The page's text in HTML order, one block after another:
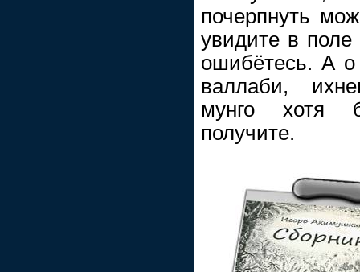
почерпнуть
увидите в поле
ошибётесь. А о
валлаби,
мунго хотя
получите.